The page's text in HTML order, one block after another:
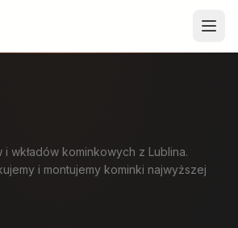
wkładów kominkowych z Lublina.
i montujemy kominki najwyższej